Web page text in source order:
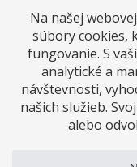
DOMOV
Kurzy
Kurzy zadarmo